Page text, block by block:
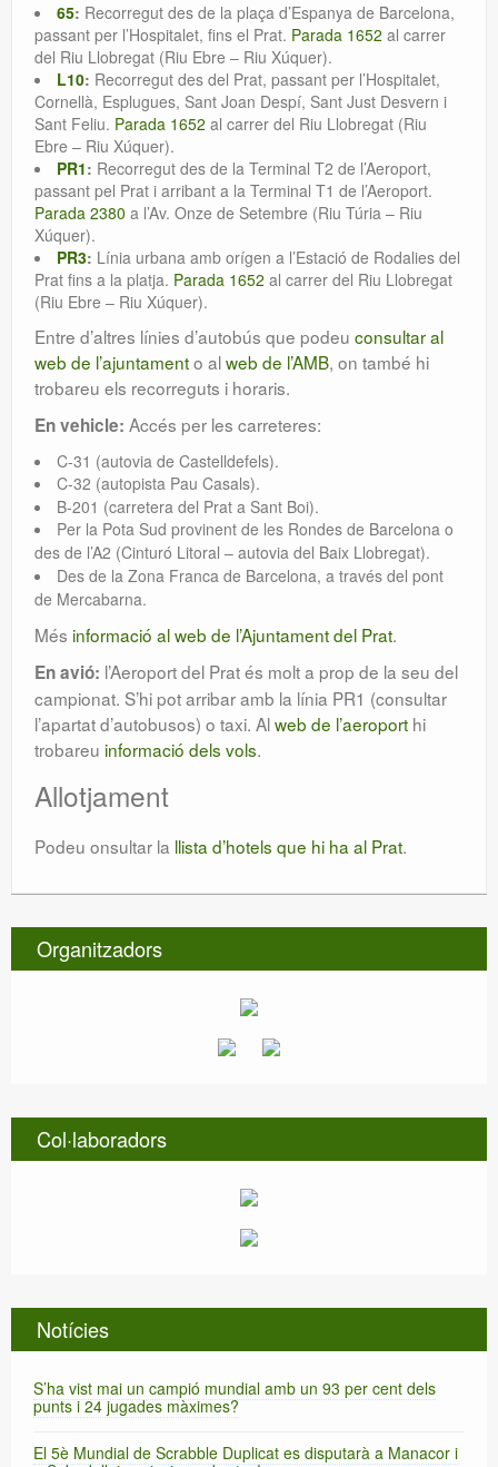
65: Recorregut des de la plaça d’Espanya de Barcelona,
passant per l’Hospitalet, fins el Prat. Parada 1652 al carrer
del Riu Llobregat (Riu Ebre – Riu Xúquer).
L10: Recorregut des del Prat, passant per l’Hospitalet,
Cornellà, Esplugues, Sant Joan Despí, Sant Just Desvern i
Sant Feliu. Parada 1652 al carrer del Riu Llobregat (Riu
Ebre – Riu Xúquer).
PR1: Recorregut des de la Terminal T2 de l’Aeroport,
passant pel Prat i arribant a la Terminal T1 de l’Aeroport.
Parada 2380 a l’Av. Onze de Setembre (Riu Túria – Riu
Xúquer).
PR3: Línia urbana amb orígen a l’Estació de Rodalies del
Prat fins a la platja. Parada 1652 al carrer del Riu Llobregat
(Riu Ebre – Riu Xúquer).
Entre d’altres línies d’autobús que podeu consultar al
web de l’ajuntamento alweb de l’AMB, on també hi
trobareu els recorreguts i horaris.
En vehicle: Accés per les carreteres:
C-31 (autovia de Castelldefels).
C-32 (autopista Pau Casals).
B-201 (carretera del Prat a Sant Boi).
Per la Pota Sud provinent de les Rondes de Barcelona o
des de l’A2 (Cinturó Litoral – autovia del Baix Llobregat).
Des de la Zona Franca de Barcelona, a través del pont
de Mercabarna.
Més informació al web de l’Ajuntament del Prat.
En avió: l’Aeroport del Prat és molt a prop de la seu del
campionat. S’hi pot arribar amb la línia PR1 (consultar
l’apartat d’autobusos) o taxi. Alweb de l’aeroport hi
trobareu informació dels vols.
Allotjament
Podeu onsultar la llista d’hotels que hi ha al Prat.
Organitzadors
Col·laboradors
Notícies
S’ha vist mai un campió mundial amb un 93 per cent dels
punts i 24 jugades màximes?
El 5è Mundial de Scrabble Duplicat es disputarà a Manacor i